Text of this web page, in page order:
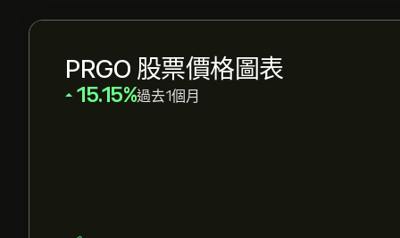
PRGO 股票價格圖表
‎15.15‎ 過去1個月